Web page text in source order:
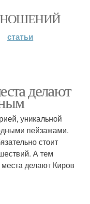
статьи
делают
уникальной
пейзажами.
стоит
А тем
делают Киров